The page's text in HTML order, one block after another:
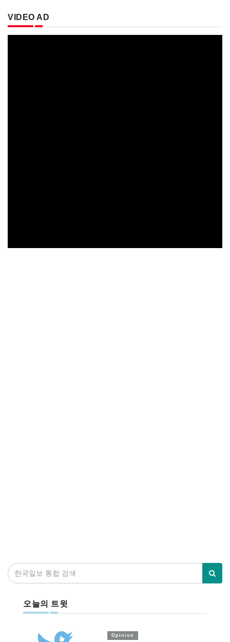
VIDEO AD
오늘의 트윗
Opinion